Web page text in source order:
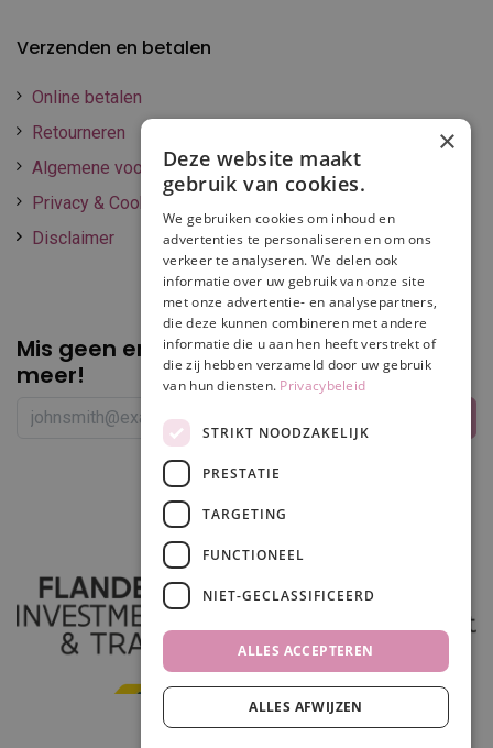
In winkelwagen
Verzenden en betalen
Online betalen
Retourneren
Algemene voorwaarden
Privacy & Cookie policy
Disclaimer
Mis geen enkelepromotie of korting
meer!
×
Deze website maakt
gebruik van cookies.
We gebruiken cookies om inhoud en
advertenties te personaliseren en om ons
verkeer te analyseren. We delen ook
informatie over uw gebruik van onze site
met onze advertentie- en analysepartners,
die deze kunnen combineren met andere
informatie die u aan hen heeft verstrekt of
die zij hebben verzameld door uw gebruik
van hun diensten. Privacybeleid
STRIKT NOODZAKELIJK
PRESTATIE
TARGETING
FUNCTIONEEL
NIET-GECLASSIFICEERD
ALLES ACCEPTEREN
ALLES AFWIJZEN